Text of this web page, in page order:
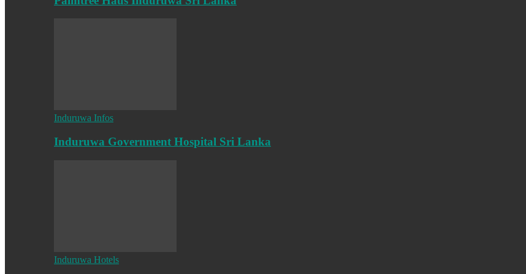
Induruwa Infos
Induruwa Government Hospital Sri Lanka
Induruwa Hotels